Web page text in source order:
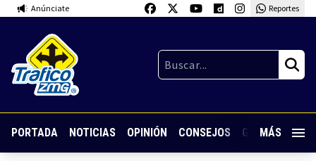
Anúnciate Reportes
PORTADA NOTICIAS OPINIÓN CONSEJOS GUARDIA
MÁS